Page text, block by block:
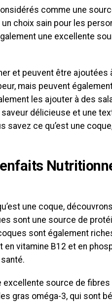
comme une
choix sain pour les
une excellente
et peuvent être ajoutées
mais peuvent
les ajouter à des
délicieuse et une
savez ce qu’est une
une coque,
sont une source de
sont également
vitamine B12 et en
source de fibres
gras oméga-3, qui sont